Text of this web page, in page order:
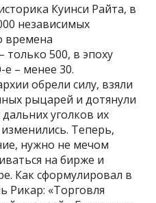
Куинси Райта, в
независимых
времена
500, в эпоху
е – менее 30.
обрели силу, взяли
рыцарей и дотянули
уголков их
Теперь,
нужно не мечом
на бирже и
Как сформулировал в
Рикар: «Торговля